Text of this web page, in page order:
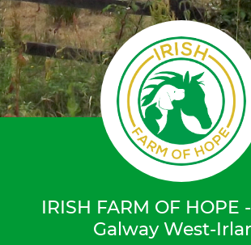
IRISH FARM OF HOPE
Galway West-